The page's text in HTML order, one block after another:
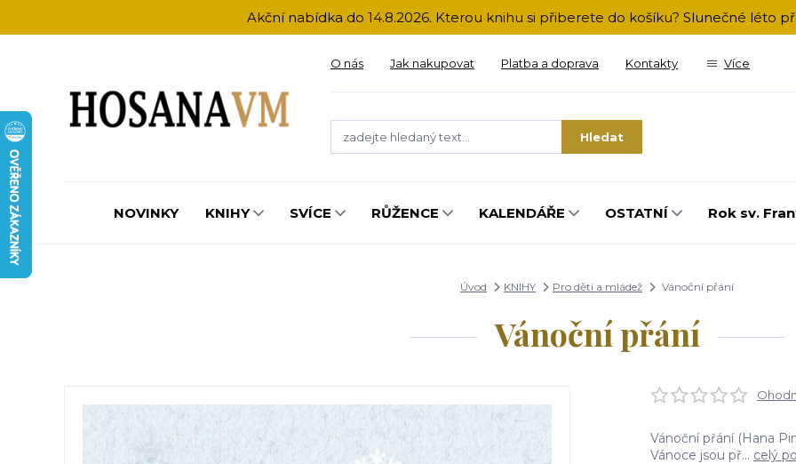
Akční nabídka do 14.8.2026. Kterou knihu si přiberete do košíku? Slunečné léto
O nás Jak nakupovat Platba a doprava Kontakty Více
Hledat
NOVINKY KNIHY SVÍCE RŮŽENCE KALENDÁŘE OSTATNÍ Rok sv.
Úvod KNIHY Pro děti a mládež Vánoční přání
Vánoční přání
Vánoční přání (Hana
Vánoce jsou př... celý